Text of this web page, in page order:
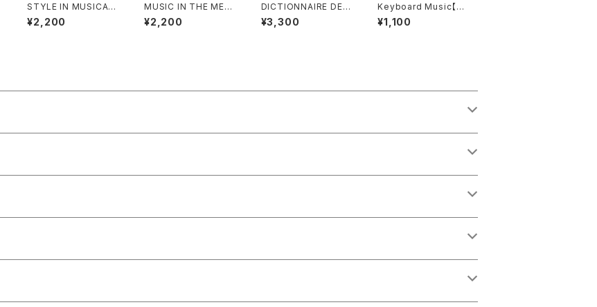
STYLE IN MUSICAL
ART【著者：C. HUBER
T H.PARRY】出版社：
¥2,200
MUSIC IN THE MEDI
EVAL WORLD【著者：
Albert Seay】出版社：
¥2,200
DICTIONNAIRE DE L
A MUSIQUE Ⅰ :les
mens et leurs œuvr
¥3,300
Keyboard Music【著
者：Denis Matthews】
出版社：a DPelican O
¥1,100